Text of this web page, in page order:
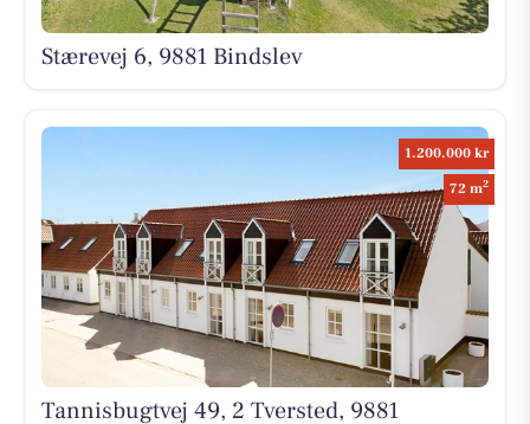
Stærevej 6, 9881 Bindslev
1.200.000 kr
72 m2
Tannisbugtvej 49, 2 Tversted, 9881